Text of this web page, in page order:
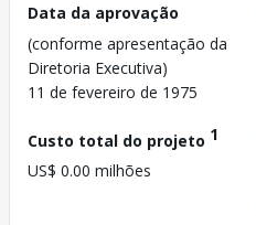
Data da aprovação
(conforme apresentação da
Diretoria Executiva)
11 de fevereiro de 1975
Custo total do projeto 1
US$ 0.00 milhões